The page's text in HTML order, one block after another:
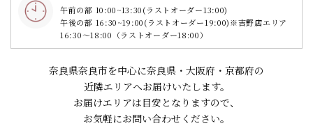
午前の部 10:00~13:30(ラストオーダー13:00)
午後の部 16:30~19:00(ラストオーダー19:00)※吉野店エリア
16:30～18:00（ラストオーダー18:00）
奈良県奈良市を中心に奈良県・大阪府・京都府の
近隣エリアへお届けいたします。
お届けエリアは目安となりますので、
お気軽にお問い合わせください。